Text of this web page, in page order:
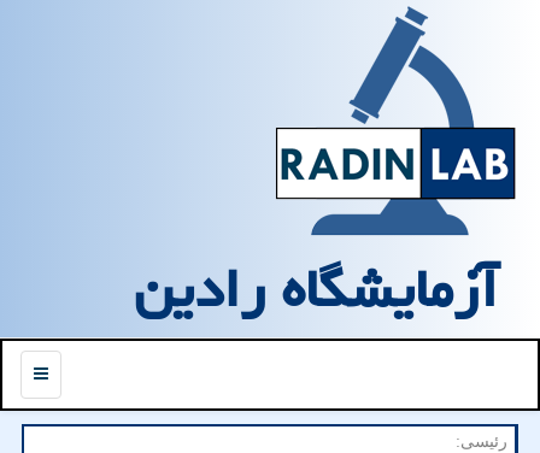
آزمایشگاه رادین
منو
رئیسی: